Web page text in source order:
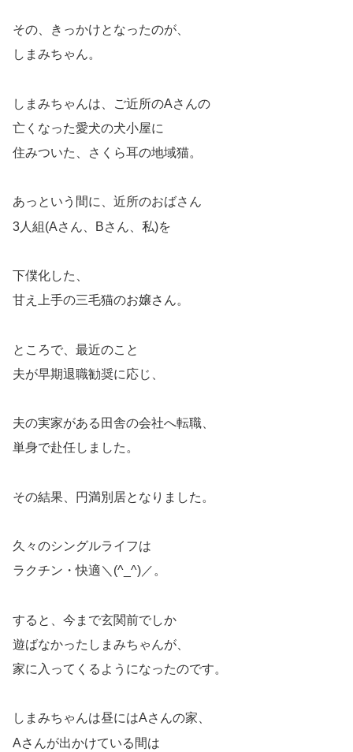
その、きっかけとなったのが、
しまみちゃん。
しまみちゃんは、ご近所のAさんの
亡くなった愛犬の犬小屋に
住みついた、さくら耳の地域猫。
あっという間に、近所のおばさん
3人組(Aさん、Bさん、私)を
下僕化した、
甘え上手の三毛猫のお嬢さん。
ところで、最近のこと
夫が早期退職勧奨に応じ、
夫の実家がある田舎の会社へ転職、
単身で赴任しました。
その結果、円満別居となりました。
久々のシングルライフは
ラクチン・快適＼(^_^)／。
すると、今まで玄関前でしか
遊ばなかったしまみちゃんが、
家に入ってくるようになったのです。
しまみちゃんは昼にはAさんの家、
Aさんが出かけている間は